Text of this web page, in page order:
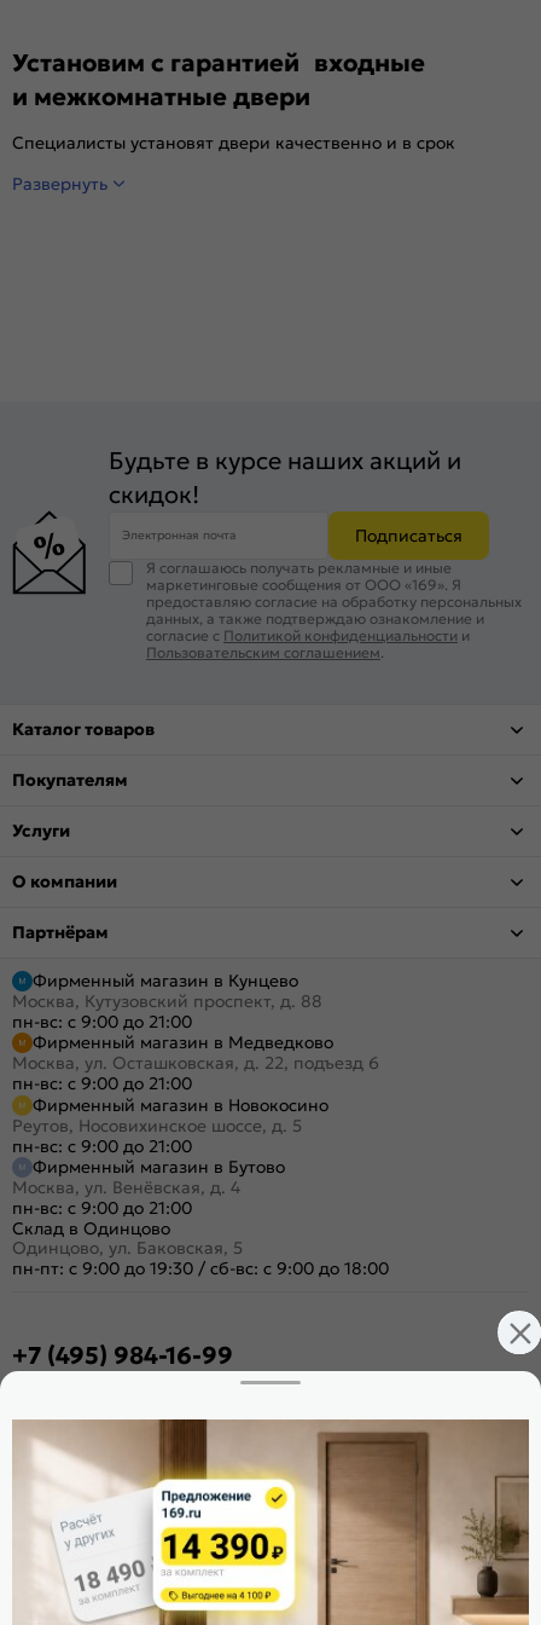
Установим с гарантией входные
и межкомнатные двери
Специалисты установят двери качественно и в срок
Развернуть
Будьте в курсе наших акций и
скидок!
Электронная почта Подписаться
Я соглашаюсь получать рекламные и иные
маркетинговые сообщения от ООО «169». Я
предоставляю согласие на обработку персональных
данных, а также подтверждаю ознакомление и
согласие с Политикой конфиденциальности и
Пользовательским соглашением
Каталог товаров
Покупателям
Услуги
О компании
Партнёрам
Фирменный магазин в Кунцево
Москва, Кутузовский проспект, д. 88
пн-вс: с 9:00 до 21:00
Фирменный магазин в Медведково
Москва, ул. Осташковская, д. 22, подъезд 6
пн-вс: с 9:00 до 21:00
Фирменный магазин в Новокосино
Реутов, Носовихинское шоссе, д. 5
пн-вс: с 9:00 до 21:00
Фирменный магазин в Бутово
Москва, ул. Венёвская, д. 4
пн-вс: с 9:00 до 21:00
Склад в Одинцово
Одинцово, ул. Баковская, 5
пн-пт: с 9:00 до 19:30 / сб-вс: с 9:00 до 18:00
+7 (495) 984-16-99
Поделиться
Оцените магазин